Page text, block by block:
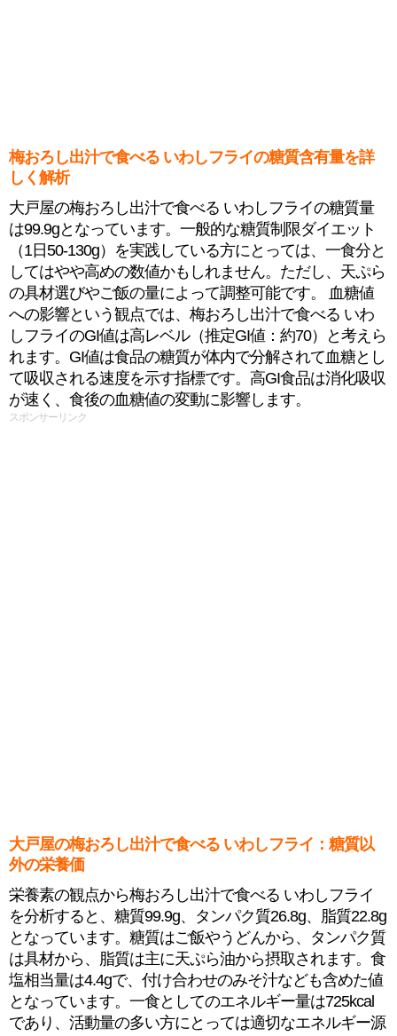
梅おろし出汁で食べる いわしフライの糖質含有量を詳
しく解析
大戸屋の梅おろし出汁で食べる いわしフライの糖質量
は99.9gとなっています。一般的な糖質制限ダイエット
（1日50-130g）を実践している方にとっては、一食分と
してはやや高めの数値かもしれません。ただし、天ぷら
の具材選びやご飯の量によって調整可能です。 血糖値
への影響という観点では、梅おろし出汁で食べる いわ
しフライのGI値は高レベル（推定GI値：約70）と考えら
れます。GI値は食品の糖質が体内で分解されて血糖とし
て吸収される速度を示す指標です。高GI食品は消化吸収
が速く、食後の血糖値の変動に影響します。
スポンサーリンク
大戸屋の梅おろし出汁で食べる いわしフライ：糖質以
外の栄養価
栄養素の観点から梅おろし出汁で食べる いわしフライ
を分析すると、糖質99.9g、タンパク質26.8g、脂質22.8g
となっています。糖質はご飯やうどんから、タンパク質
は具材から、脂質は主に天ぷら油から摂取されます。食
塩相当量は4.4gで、付け合わせのみそ汁なども含めた値
となっています。一食としてのエネルギー量は725kcal
であり、活動量の多い方にとっては適切なエネルギー源